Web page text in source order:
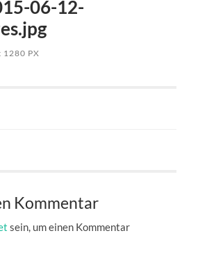
06-12-
1280 PX
Kommentar
sein, um einen Kommentar